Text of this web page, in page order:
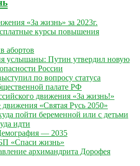
«За жизнь» за 2023г.
курсы повышения
абортов
услышаны: Путин утвердил новую
России
по вопросу статуса
палате РФ
движения «За жизнь!»
движения «Святая Русь 2050»
пойти беременной или с детьми
идти
— 2035
«Спаси жизнь»
архимандрита Дорофея